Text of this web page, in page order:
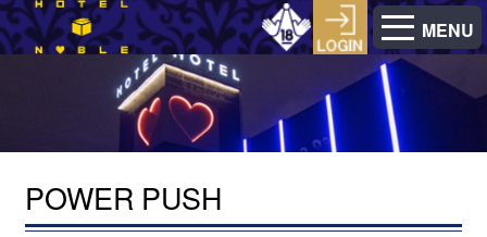
MENU
POWER PUSH